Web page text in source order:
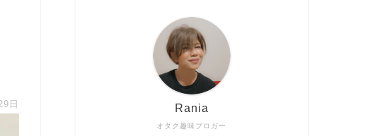
日
オタク趣味ブロガー
Rania